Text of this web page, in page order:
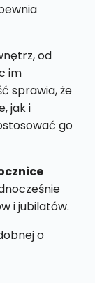
od
im
sprawia, że
jak i
go
i jubilatów.
o